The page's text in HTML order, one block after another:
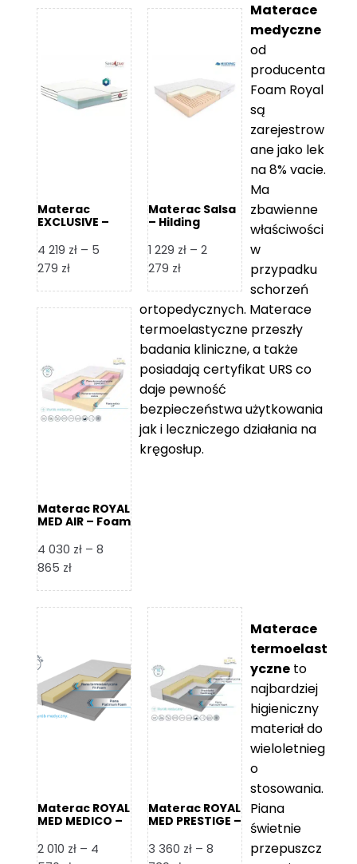
Materac
EXCLUSIVE –
4 219 zł – 5
279 złZakres
od
5
279 zł
Materac Salsa
– Hilding
1 229 zł – 2
279 złZakres
od
1
229 zł
2
279 zł
Materac ROYAL
MED AIR – Foam
4 030 zł – 8
865 złZakres
od
do
8
865 zł
Materace
medyczne
od
producenta
Foam Royal
są
zarejestrow
ane jako lek
na 8% vacie.
Ma
zbawienne
właściwości
w
przypadku
schorzeń
ortopedycznych. Materace
termoelastyczne przeszły
badania kliniczne, a także
posiadają certyfikat URS co
daje pewność
bezpieczeństwa użytkowania
jak i leczniczego działania na
kręgosłup.
Materac ROYAL
MED MEDICO –
2 010 zł – 4
Materac ROYAL
MED PRESTIGE –
3 360 zł – 8
Materace
termoelast
yczne to
najbardziej
higieniczny
materiał do
wieloletnieg
o
stosowania.
Piana
świetnie
przepuszcz